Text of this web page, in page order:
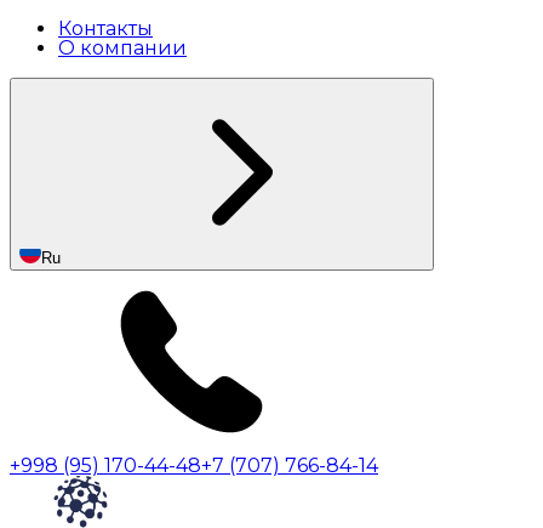
Контакты
О компании
Ru
+998 (95) 170-44-48+7 (707) 766-84-14